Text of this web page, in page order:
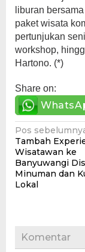
liburan
paket wisata
pertunjukan
workshop,
Hartono. (*)
Share on:
Navigasi
pos
Pos
Tambah
Wisatawan ke
Banyuwangi
Minuman dan
Lokal
Komentar